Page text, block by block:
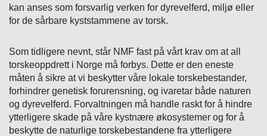
kan anses som forsvarlig verken for dyrevelferd, miljø eller
for de sårbare kyststammene av torsk.
Som tidligere nevnt, står NMF fast på vårt krav om at all
torskeoppdrett i Norge må forbys. Dette er den eneste
måten å sikre at vi beskytter våre lokale torskebestander,
forhindrer genetisk forurensning, og ivaretar både naturen
og dyrevelferd. Forvaltningen må handle raskt for å hindre
ytterligere skade på våre kystnære økosystemer og for å
beskytte de naturlige torskebestandene fra ytterligere